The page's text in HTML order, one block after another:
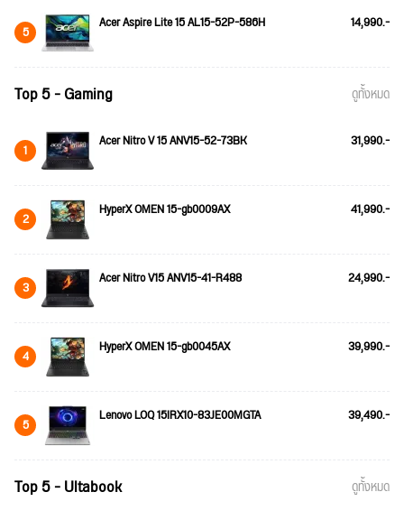
5 Acer Aspire Lite 15 AL15-52P-586H 14,990.-
Top 5 - Gaming ดูทั้งหมด
1 Acer Nitro V 15 ANV15-52-73BK 31,990.-
2 HyperX OMEN 15-gb0009AX 41,990.-
3 Acer Nitro V15 ANV15-41-R488 24,990.-
4 HyperX OMEN 15-gb0045AX 39,990.-
5 Lenovo LOQ 15IRX10-83JE00MGTA 39,490.-
Top 5 - Ultabook ดูทั้งหมด